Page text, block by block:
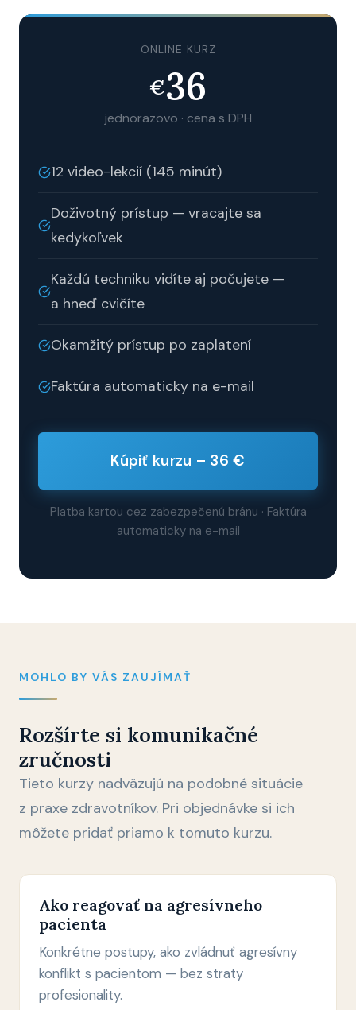
ONLINE KURZ
€36
jednorazovo · cena s DPH
12 video-lekcií (145 minút)
Doživotný prístup — vracajte sa
kedykoľvek
Každú techniku vidíte aj počujete —
a hneď cvičíte
Okamžitý prístup po zaplatení
Faktúra automaticky na e-mail
Kúpiť kurzu – 36 €
Platba kartou cez zabezpečenú bránu · Faktúra
automaticky na e-mail
MOHLO BY VÁS ZAUJÍMAŤ
Rozšírte si komunikačné
zručnosti
Tieto kurzy nadväzujú na podobné situácie
z praxe zdravotníkov. Pri objednávke si ich
môžete pridať priamo k tomuto kurzu.
Ako reagovať na agresívneho
pacienta
Konkrétne postupy, ako zvládnuť agresívny
konflikt s pacientom — bez straty
profesionality.